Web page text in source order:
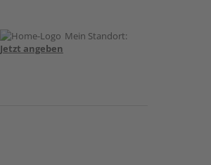
Mein Standort:
Jetzt angeben